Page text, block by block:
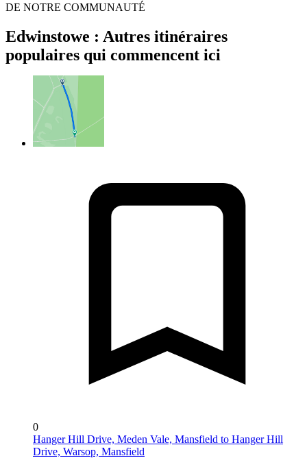
DE NOTRE COMMUNAUTÉ
Edwinstowe : Autres itinéraires
populaires qui commencent ici
0
Hanger Hill Drive, Meden Vale, Mansfield to Hanger Hill
Drive, Warsop, Mansfield